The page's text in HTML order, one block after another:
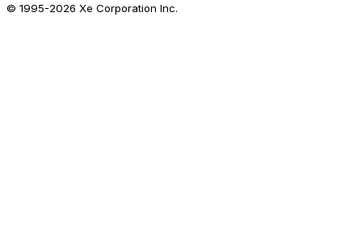
© 1995-2026 Xe Corporation Inc.